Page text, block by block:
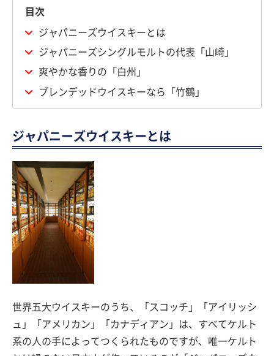
目次
ジャパニーズウイスキーとは
ジャパニーズシングルモルトの代表「山崎」
爽やかな香りの「白州」
ブレンデッドウイスキーなら「竹鶴」
ジャパニーズウイスキーとは
世界五大ウイスキーのうち、「スコッチ」「アイリッシ
ュ」「アメリカン」「カナディアン」は、すべてケルト
系の人の手によってつくられたものですが、唯一ケルト